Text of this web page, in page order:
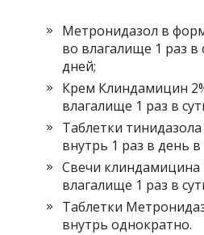
Метронидазол в
во влагалище 1 раз в
дней;
Крем Клиндамицин
влагалище 1 раз в
Таблетки
внутрь 1 раз в день
Свечи клиндамицина
влагалище 1 раз в
Таблетки
внутрь однократно.